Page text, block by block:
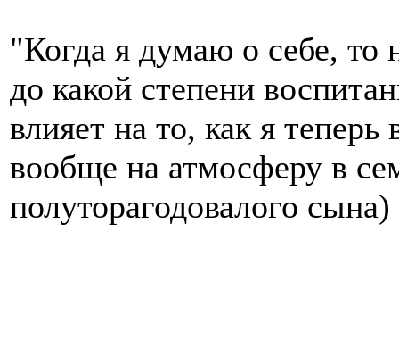
"Когда я думаю о себе, то
до какой степени
влияет на то, как я
вообще на атмосферу в
полуторагодовалого сына)